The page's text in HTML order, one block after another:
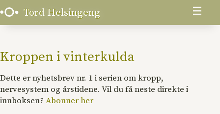
Skip
to
content
Tord Helsingeng Menu
Kroppen i vinterkulda
Dette er nyhetsbrev nr. 1 i serien om kropp,
nervesystem og årstidene. Vil du få neste direkte i
innboksen? Abonner her